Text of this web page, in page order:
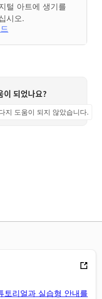
털 아트에 생기를
시오.
이 되었나요?
지 도움이 되지 않았습니다.
토리얼과 실습형 안내를